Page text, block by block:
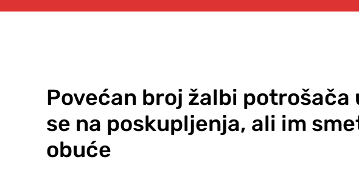
Povećan broj žalbi potrošača
se na poskupljenja, ali im
obuće